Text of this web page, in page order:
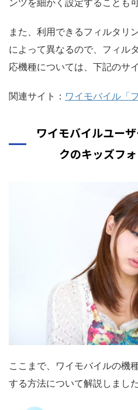
また、利用できるフィルタリ
によって異なるので、フィル
応機種については、下記のサ
関連サイト： ワイモバイル「
ワイモバイルユー
クのキッズフ
ここまで、ワイモバイルの機
する方法について解説しました